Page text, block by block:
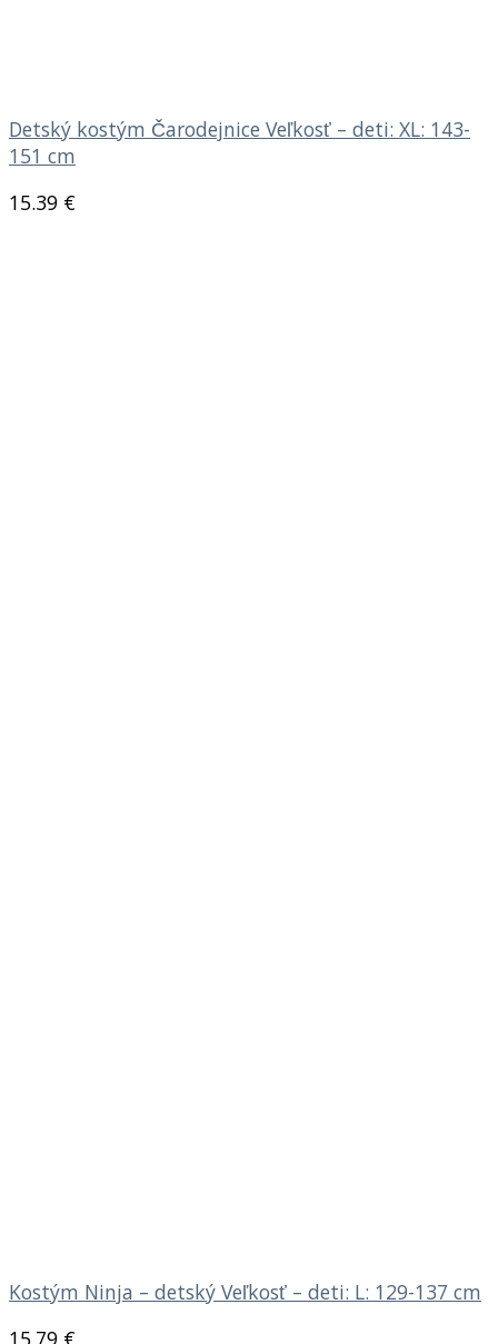
Detský kostým Čarodejnice Veľkosť – deti: XL: 143-
151 cm
15.39 €
Kostým Ninja – detský Veľkosť – deti: L: 129-137 cm
15.79 €